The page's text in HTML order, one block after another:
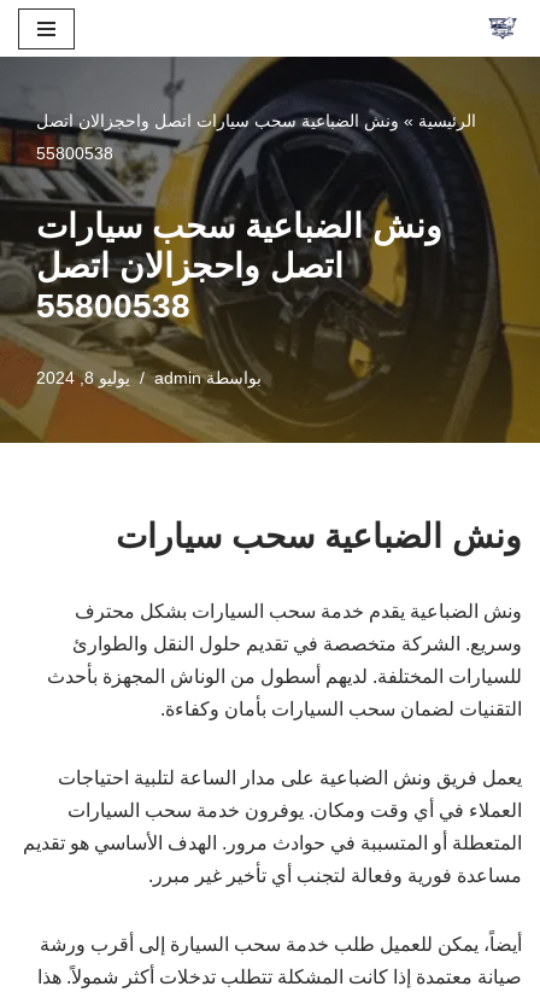
تخطى
إلى
المحتوى
الرئيسية » ونش الضباعية سحب سيارات اتصل واحجزالان اتصل
55800538
ونش الضباعية سحب سيارات
اتصل واحجزالان اتصل
55800538
بواسطةadmin يوليو 8, 2024
ونش الضباعية سحب سيارات
ونش الضباعية يقدم خدمة سحب السيارات بشكل محترف
وسريع. الشركة متخصصة في تقديم حلول النقل والطوارئ
للسيارات المختلفة. لديهم أسطول من الوناش المجهزة بأحدث
التقنيات لضمان سحب السيارات بأمان وكفاءة.
يعمل فريق ونش الضباعية على مدار الساعة لتلبية احتياجات
العملاء في أي وقت ومكان. يوفرون خدمة سحب السيارات
المتعطلة أو المتسببة في حوادث مرور. الهدف الأساسي هو تقديم
مساعدة فورية وفعالة لتجنب أي تأخير غير مبرر.
أيضاً، يمكن للعميل طلب خدمة سحب السيارة إلى أقرب ورشة
صيانة معتمدة إذا كانت المشكلة تتطلب تدخلات أكثر شمولاً. هذا